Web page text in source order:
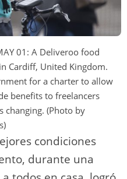
01: A Deliveroo food
Cardiff, United Kingdom.
for a charter to allow
benefits to freelancers
(Photo by
condiciones
durante una